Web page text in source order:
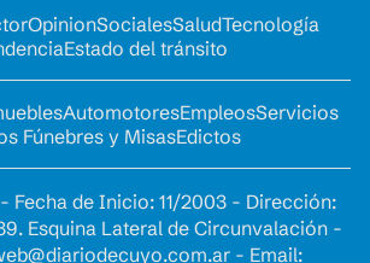
OpinionSocialesSaludTecnología
Estado del tránsito
AutomotoresEmpleosServicios
Fúnebres y MisasEdictos
Fecha de Inicio: 11/2003 - Dirección:
Esquina Lateral de Circunvalación -
- Email: